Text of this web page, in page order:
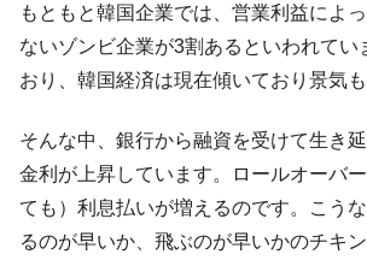
Fact1
日本の誇る海洋資源調査船『白
塊！
Fact1
夏の甲子園、優勝校を最も多く
Fact1 今話題の「楽天ライオンズ」と
奇跡の毛色「白毛馬」とは？
Fact1
全て勝つといくら？ 競馬GI競走
もともと韓国企業では、営業利益によ
ないゾンビ企業が3割あるといわれてい
おり、韓国経済は現在傾いており景気も
そんな中、銀行から融資を受けて生き延
金利が上昇しています。ロールオーバ
ても）利息払いが増えるのです。こう
るのが早いか、飛ぶのが早いかのチキン